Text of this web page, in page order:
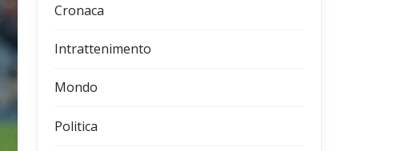
Cronaca
Intrattenimento
Mondo
Politica